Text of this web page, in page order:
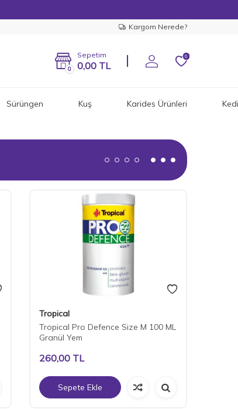
Kargom Nerede?
0
Sepetim
0,00 TL
0
Sürüngen Kuş Karides Ürünleri Kedi
Tropical
Tropical Pro Defence Size M 100 ML
Granül Yem
260,00TL
Sepete Ekle